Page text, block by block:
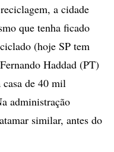
a cidade
que tenha ficado
(hoje SP tem
Haddad (PT)
de 40 mil
administração
similar, antes do